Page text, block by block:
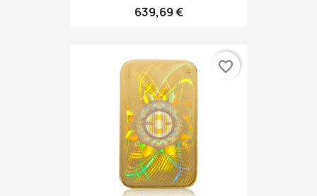
639,69 €
favorite_border